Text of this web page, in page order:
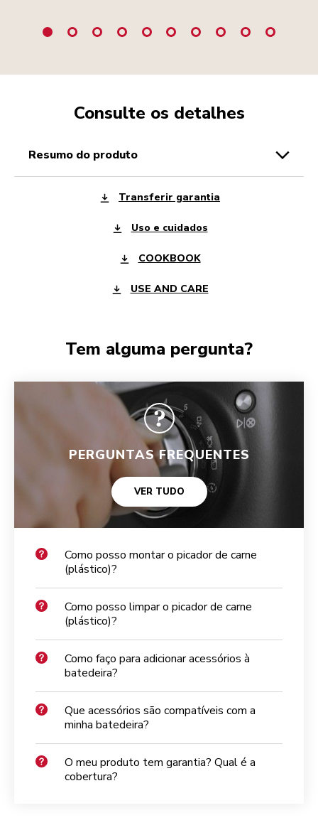
Consulte os detalhes
resumo do produto
Transferir garantia
Uso e cuidados
COOKBOOK
USE AND CARE
Tem alguma pergunta?
PERGUNTAS FREQUENTES
VER TUDO
Como posso montar o picador de carne
(plástico)?
Como posso limpar o picador de carne
(plástico)?
Como faço para adicionar acessórios à
batedeira?
Que acessórios são compatíveis com a
minha batedeira?
O meu produto tem garantia? Qual é a
cobertura?